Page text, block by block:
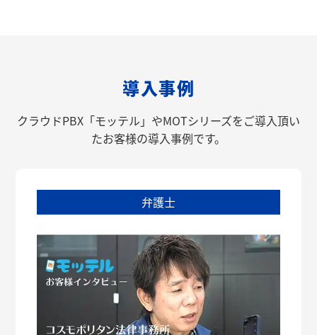
導入事例
クラウドPBX「モッテル」やMOTシリーズをご導入頂い
たお客様の導入事例です。
弁護士